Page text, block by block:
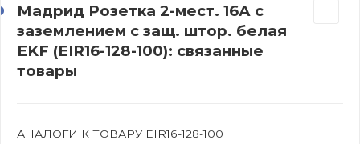
Мадрид Розетка 2-мест. 16А с
заземлением с защ. штор. белая
EKF (EIR16-128-100): связанные
товары
АНАЛОГИ К ТОВАРУ EIR16-128-100